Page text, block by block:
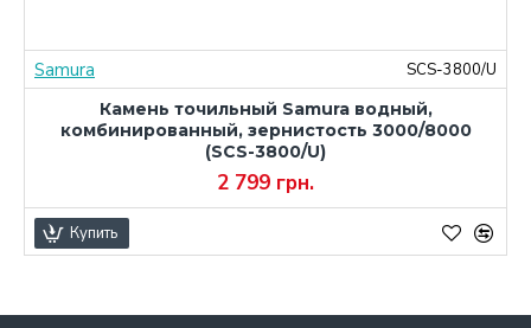
Samura
SCS-3800/U
Камень точильный Samura водный,
комбинированный, зернистость 3000/8000
(SCS-3800/U)
2 799 грн.
Купить